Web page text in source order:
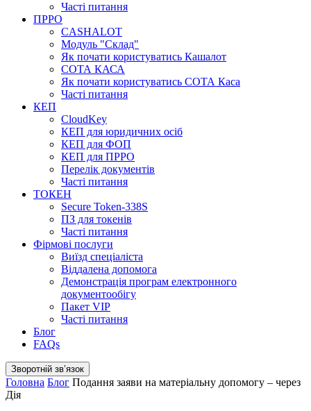
Часті питання
ПРРО
CASHALOT
Модуль "Склад"
Як почати користуватись Кашалот
СОТА КАСА
Як почати користуватись СОТА Каса
Часті питання
КЕП
CloudKey
КЕП для юридичних осіб
КЕП для ФОП
КЕП для ПРРО
Перелік документів
Часті питання
ТОКЕН
Secure Token-338S
ПЗ для токенів
Часті питання
Фірмові послуги
Виїзд спеціаліста
Віддалена допомога
Демонстрація програм електронного
документообігу
Пакет VIP
Часті питання
Блог
FAQs
Зворотній звʼязок
Головна Блог Подання заяви на матеріальну допомогу – через
Дія